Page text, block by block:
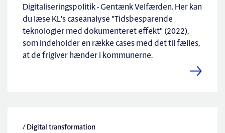
Digitaliseringspolitik - Gentænk Velfærden. Her kan
du læse KL's caseanalyse "Tidsbesparende
teknologier med dokumenteret effekt" (2022),
som indeholder en række cases med det til fælles,
at de frigiver hænder i kommunerne.
/ Digital transformation